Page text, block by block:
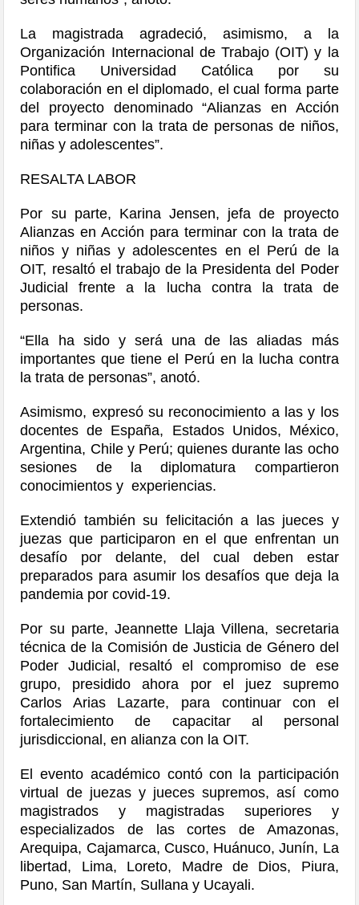
La magistrada agradeció, asimismo, a la
Organización Internacional de Trabajo (OIT) y la
Pontifica Universidad Católica por su
colaboración en el diplomado, el cual forma parte
del proyecto denominado “Alianzas en Acción
para terminar con la trata de personas de niños,
niñas y adolescentes”.
RESALTA LABOR
Por su parte, Karina Jensen, jefa de proyecto
Alianzas en Acción para terminar con la trata de
niños y niñas y adolescentes en el Perú de la
OIT, resaltó el trabajo de la Presidenta del Poder
Judicial frente a la lucha contra la trata de
personas.
“Ella ha sido y será una de las aliadas más
importantes que tiene el Perú en la lucha contra
la trata de personas”, anotó.
Asimismo, expresó su reconocimiento a las y los
docentes de España, Estados Unidos, México,
Argentina, Chile y Perú; quienes durante las ocho
sesiones de la diplomatura compartieron
conocimientos y experiencias.
Extendió también su felicitación a las jueces y
juezas que participaron en el que enfrentan un
desafío por delante, del cual deben estar
preparados para asumir los desafíos que deja la
pandemia por covid-19.
Por su parte, Jeannette Llaja Villena, secretaria
técnica de la Comisión de Justicia de Género del
Poder Judicial, resaltó el compromiso de ese
grupo, presidido ahora por el juez supremo
Carlos Arias Lazarte, para continuar con el
fortalecimiento de capacitar al personal
jurisdiccional, en alianza con la OIT.
El evento académico contó con la participación
virtual de juezas y jueces supremos, así como
magistrados y magistradas superiores y
especializados de las cortes de Amazonas,
Arequipa, Cajamarca, Cusco, Huánuco, Junín, La
libertad, Lima, Loreto, Madre de Dios, Piura,
Puno, San Martín, Sullana y Ucayali.